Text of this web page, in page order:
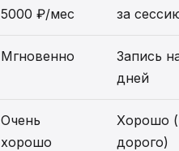
5000 ₽/мес
за
Мгновенно
Запись
дней
Очень
хорошо
Хорошо
дорого)